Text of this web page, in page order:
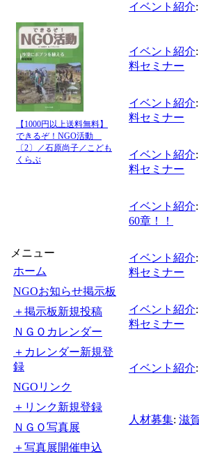
【1000円以上送料無料】
できるぞ！NGO活動
〔2〕／石原尚子／こども
くらぶ
メニュー
ホーム
NGOお知らせ掲示板
＋掲示板新規投稿
ＮＧＯカレンダー
＋カレンダー新規登
録
NGOリンク
＋リンク新規登録
ＮＧＯ写真展
＋写真展開催申込
イベント紹介:
イベント紹介:
料セミナー
イベント紹介:
料セミナー
イベント紹介:
料セミナー
イベント紹介:
60章！！
イベント紹介:
料セミナー
イベント紹介:
料セミナー
イベント紹介:
人材募集: 滋